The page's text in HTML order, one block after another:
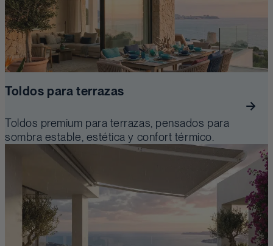
Toldos para terrazas
Toldos premium para terrazas, pensados para
sombra estable, estética y confort térmico.